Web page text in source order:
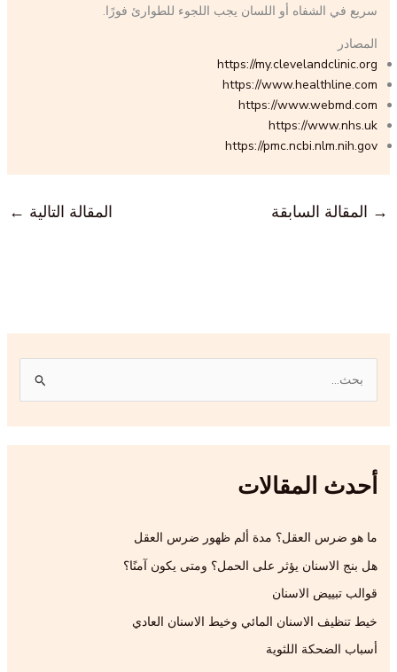
سريع في الشفاه أو اللسان يجب اللجوء للطوارئ فورًا.
المصادر
https://my.clevelandclinic.org
https://www.healthline.com
https://www.webmd.com
https://www.nhs.uk
https://pmc.ncbi.nlm.nih.gov
→ المقالة السابقة المقالة التالية ←
ل
ب
ث
ن
أحدث المقالات
ما هو ضرس العقل؟ مدة ألم ظهور ضرس العقل
هل بنج الاسنان يؤثر على الحمل؟ ومتى يكون آمنًا؟
قوالب تبييض الاسنان
خيط تنظيف الاسنان المائي وخيط الاسنان العادي
أسباب الضحكة اللثوية